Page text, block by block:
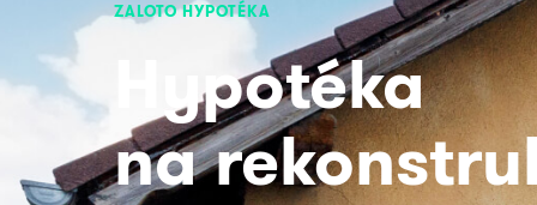
ZALOTO HYPOTÉKA
Hypotéka
na